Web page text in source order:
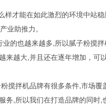
才能在如此激烈的环境中站
业助推力。
的也越来越多,所以腻子粉搅
越大,并且还在逐年增加，可
搅拌机品牌有很多条件,市场覆
,所以我们在打造品牌的同时,